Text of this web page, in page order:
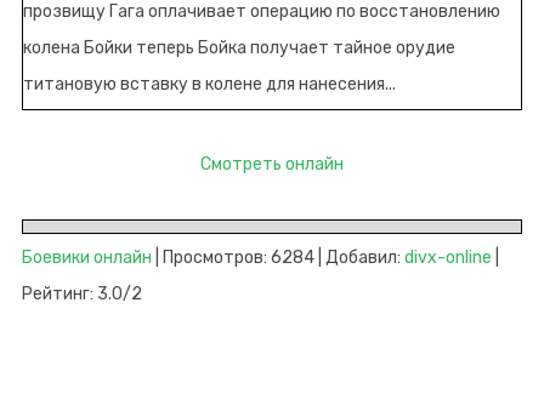
прозвищу Гага оплачивает операцию по восстановлению
колена Бойки теперь Бойка получает тайное орудие
титановую вставку в колене для нанесения...
Смотреть онлайн
Боевики онлайн | Просмотров: 6284 | Добавил: divx-online
Рейтинг: 3.0/2